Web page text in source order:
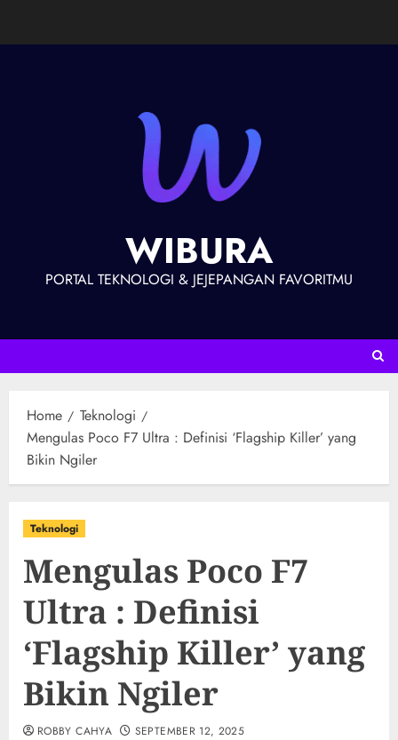
WIBURA
PORTAL TEKNOLOGI & JEJEPANGAN FAVORITMU
Home
Teknologi
Mengulas Poco F7 Ultra : Definisi ‘Flagship Killer’ yang
Bikin Ngiler
Teknologi
Mengulas Poco F7
Ultra : Definisi
‘Flagship Killer’ yang
Bikin Ngiler
ROBBY CAHYA SEPTEMBER 12, 2025